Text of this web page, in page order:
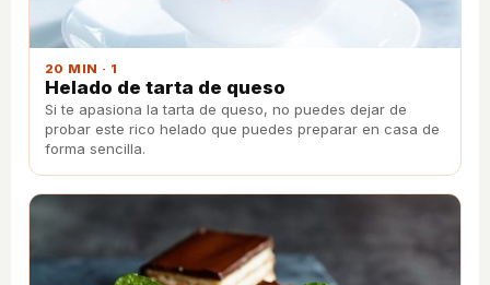
20 MIN · 1
Helado de tarta de queso
Si te apasiona la tarta de queso, no puedes dejar de
probar este rico helado que puedes preparar en casa de
forma sencilla.